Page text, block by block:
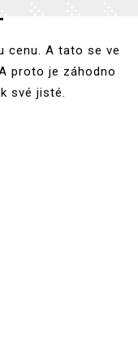
cenu. A tato se ve
proto je záhodno
své jisté.